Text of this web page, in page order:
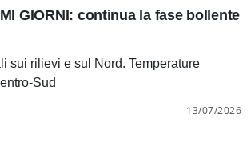
GIORNI: continua la fase bollente
sui rilievi e sul Nord. Temperature
Sud
13/07/2026